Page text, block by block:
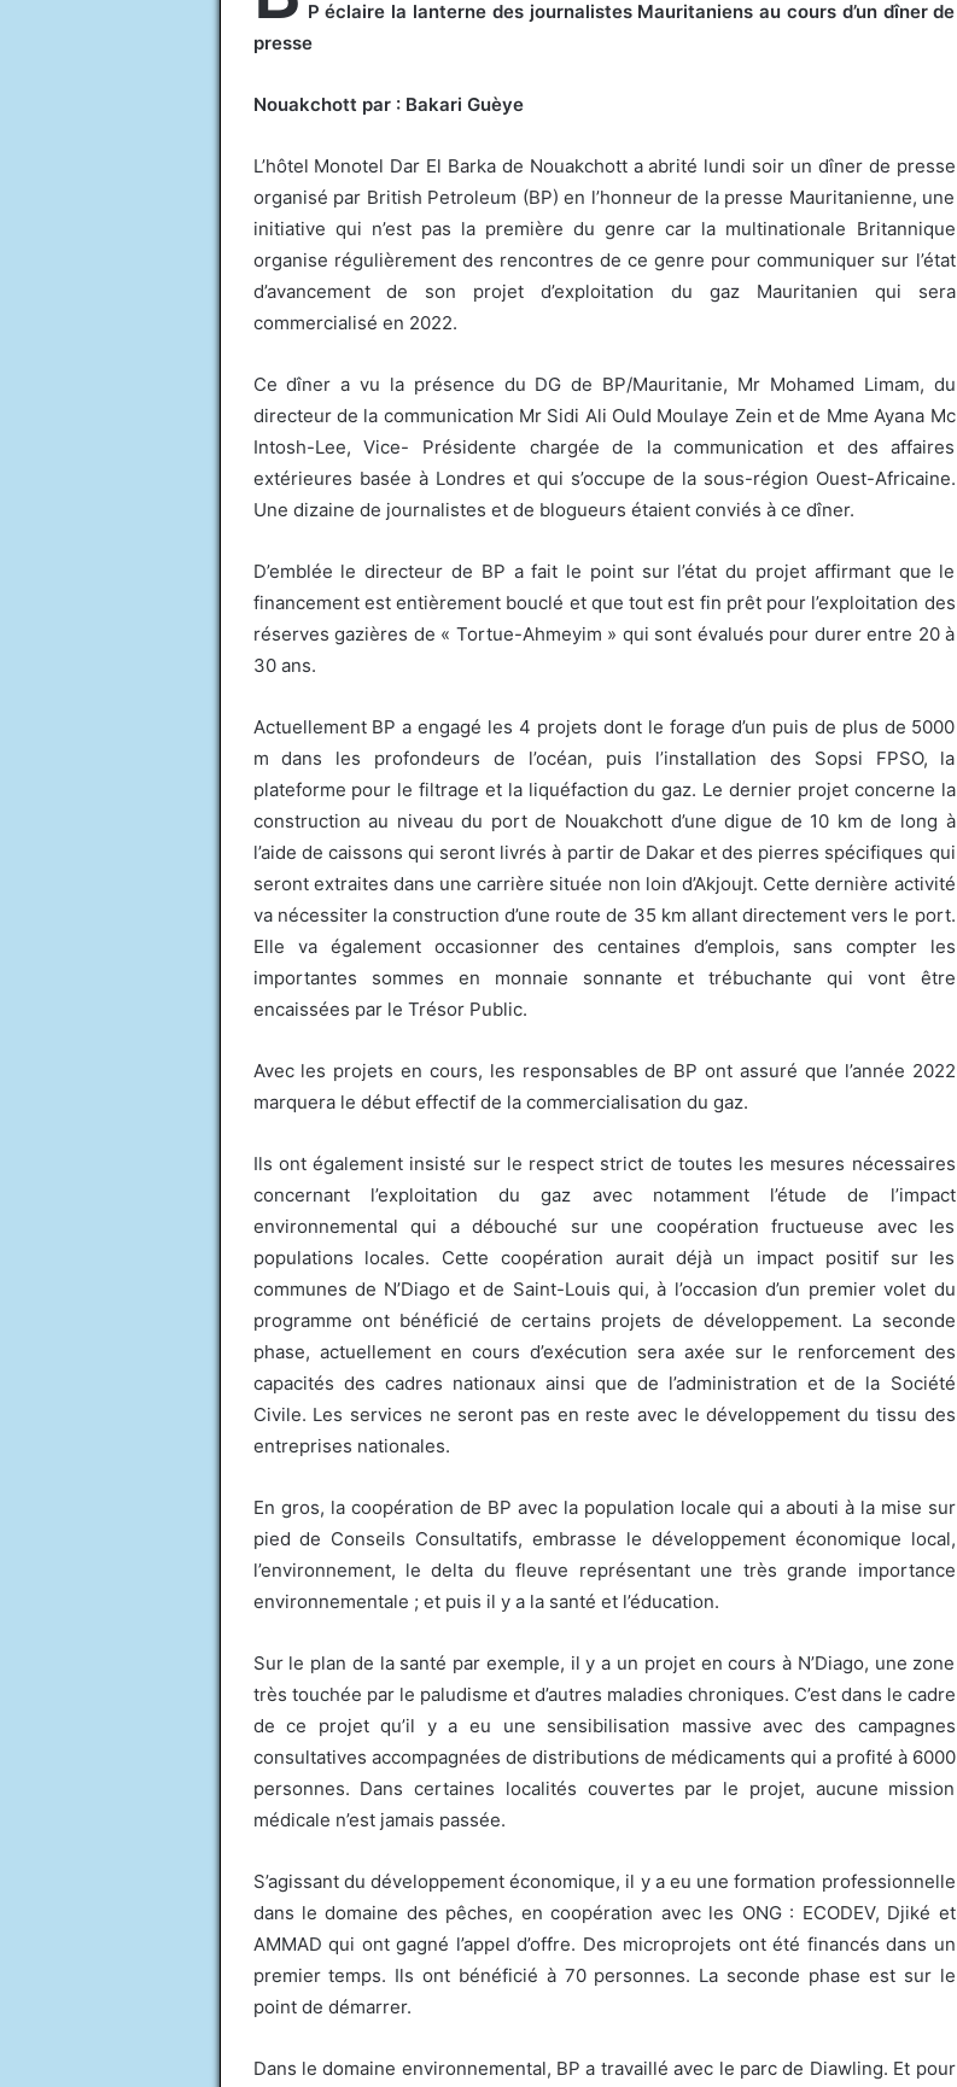
P éclaire la lanterne des journalistes Mauritaniens au cours d’un dîner de
presse
Nouakchott par : Bakari Guèye
L’hôtel Monotel Dar El Barka de Nouakchott a abrité lundi soir un dîner de presse
organisé par British Petroleum (BP) en l’honneur de la presse Mauritanienne, une
initiative qui n’est pas la première du genre car la multinationale Britannique
organise régulièrement des rencontres de ce genre pour communiquer sur l’état
d’avancement de son projet d’exploitation du gaz Mauritanien qui sera
commercialisé en 2022.
Ce dîner a vu la présence du DG de BP/Mauritanie, Mr Mohamed Limam, du
directeur de la communication Mr Sidi Ali Ould Moulaye Zein et de Mme Ayana Mc
Intosh-Lee, Vice- Présidente chargée de la communication et des affaires
extérieures basée à Londres et qui s’occupe de la sous-région Ouest-Africaine.
Une dizaine de journalistes et de blogueurs étaient conviés à ce dîner.
D’emblée le directeur de BP a fait le point sur l’état du projet affirmant que le
financement est entièrement bouclé et que tout est fin prêt pour l’exploitation des
réserves gazières de « Tortue-Ahmeyim » qui sont évalués pour durer entre 20 à
30 ans.
Actuellement BP a engagé les 4 projets dont le forage d’un puis de plus de 5000
m dans les profondeurs de l’océan, puis l’installation des Sopsi FPSO, la
plateforme pour le filtrage et la liquéfaction du gaz. Le dernier projet concerne la
construction au niveau du port de Nouakchott d’une digue de 10 km de long à
l’aide de caissons qui seront livrés à partir de Dakar et des pierres spécifiques qui
seront extraites dans une carrière située non loin d’Akjoujt. Cette dernière activité
va nécessiter la construction d’une route de 35 km allant directement vers le port.
Elle va également occasionner des centaines d’emplois, sans compter les
importantes sommes en monnaie sonnante et trébuchante qui vont être
encaissées par le Trésor Public.
Avec les projets en cours, les responsables de BP ont assuré que l’année 2022
marquera le début effectif de la commercialisation du gaz.
Ils ont également insisté sur le respect strict de toutes les mesures nécessaires
concernant l’exploitation du gaz avec notamment l’étude de l’impact
environnemental qui a débouché sur une coopération fructueuse avec les
populations locales. Cette coopération aurait déjà un impact positif sur les
communes de N’Diago et de Saint-Louis qui, à l’occasion d’un premier volet du
programme ont bénéficié de certains projets de développement. La seconde
phase, actuellement en cours d’exécution sera axée sur le renforcement des
capacités des cadres nationaux ainsi que de l’administration et de la Société
Civile. Les services ne seront pas en reste avec le développement du tissu des
entreprises nationales.
En gros, la coopération de BP avec la population locale qui a abouti à la mise sur
pied de Conseils Consultatifs, embrasse le développement économique local,
l’environnement, le delta du fleuve représentant une très grande importance
environnementale ; et puis il y a la santé et l’éducation.
Sur le plan de la santé par exemple, il y a un projet en cours à N’Diago, une zone
très touchée par le paludisme et d’autres maladies chroniques. C’est dans le cadre
de ce projet qu’il y a eu une sensibilisation massive avec des campagnes
consultatives accompagnées de distributions de médicaments qui a profité à 6000
personnes. Dans certaines localités couvertes par le projet, aucune mission
médicale n’est jamais passée.
S’agissant du développement économique, il y a eu une formation professionnelle
dans le domaine des pêches, en coopération avec les ONG : ECODEV, Djiké et
AMMAD qui ont gagné l’appel d’offre. Des microprojets ont été financés dans un
premier temps. Ils ont bénéficié à 70 personnes. La seconde phase est sur le
point de démarrer.
Dans le domaine environnemental, BP a travaillé avec le parc de Diawling. Et pour